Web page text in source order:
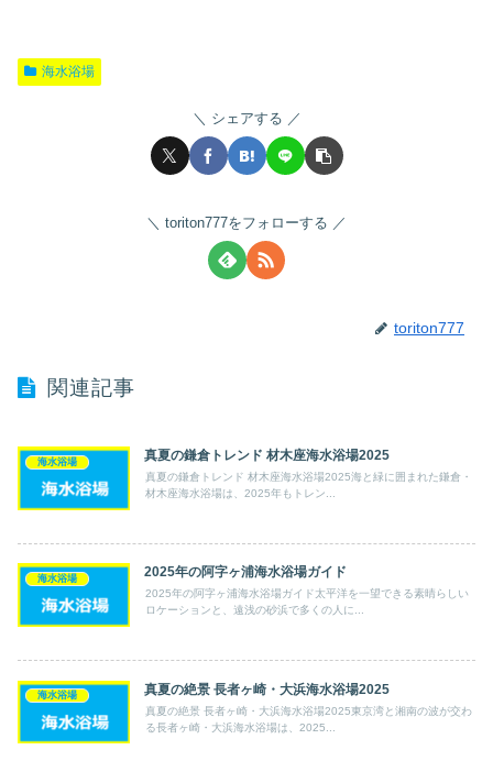
海水浴場
シェアする
toriton777をフォローする
toriton777
関連記事
海水浴場 真夏の鎌倉トレンド 材木座海水浴場2025
真夏の鎌倉トレンド 材木座海水浴場2025海と緑に囲まれた鎌倉・
材木座海水浴場は、2025年もトレン...
海水浴場 2025年の阿字ヶ浦海水浴場ガイド
2025年の阿字ヶ浦海水浴場ガイド太平洋を一望できる素晴らしい
ロケーションと、遠浅の砂浜で多くの人に...
海水浴場 真夏の絶景 長者ヶ崎・大浜海水浴場2025
真夏の絶景 長者ヶ崎・大浜海水浴場2025東京湾と湘南の波が交わ
る長者ヶ崎・大浜海水浴場は、2025...